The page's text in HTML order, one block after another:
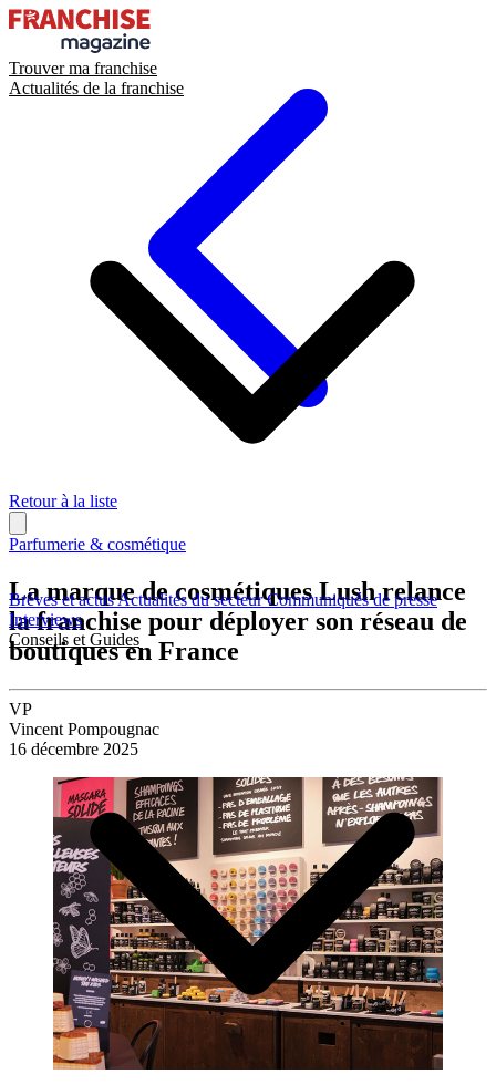
Trouver ma franchise
Actualités de la franchise
Brèves et actusActualités du secteurCommuniqués de presse
Interviews
Conseils et Guides
Retour à la liste
Parfumerie & cosmétique
La marque de cosmétiques Lush relance
la franchise pour déployer son réseau de
boutiques en France
VP
Vincent Pompougnac
16 décembre 2025